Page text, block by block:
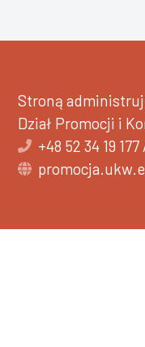
Stroną
Dział Promocji i
+48 52 34 19 177